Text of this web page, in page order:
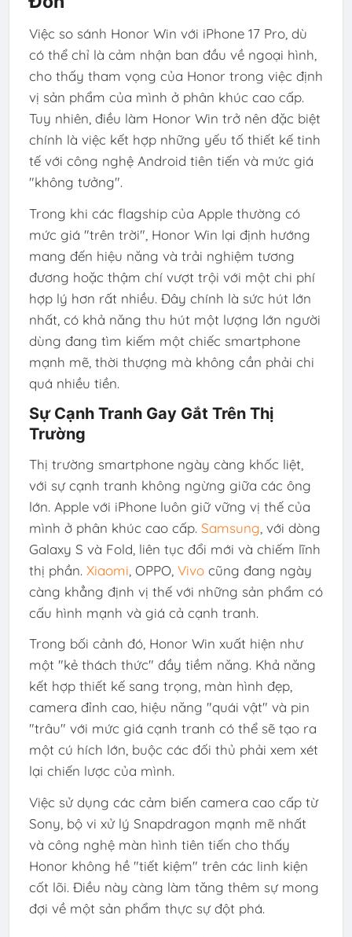
Việc so sánh Honor Win với iPhone 17 Pro, dù
có thể chỉ là cảm nhận ban đầu về ngoại hình,
cho thấy tham vọng của Honor trong việc định
vị sản phẩm của mình ở phân khúc cao cấp.
Tuy nhiên, điều làm Honor Win trở nên đặc biệt
chính là việc kết hợp những yếu tố thiết kế tinh
tế với công nghệ Android tiên tiến và mức giá
"không tưởng".
Trong khi các flagship của Apple thường có
mức giá "trên trời", Honor Win lại định hướng
mang đến hiệu năng và trải nghiệm tương
đương hoặc thậm chí vượt trội với một chi phí
hợp lý hơn rất nhiều. Đây chính là sức hút lớn
nhất, có khả năng thu hút một lượng lớn người
dùng đang tìm kiếm một chiếc smartphone
mạnh mẽ, thời thượng mà không cần phải chi
quá nhiều tiền.
Sự Cạnh Tranh Gay Gắt Trên Thị
Trường
Thị trường smartphone ngày càng khốc liệt,
với sự cạnh tranh không ngừng giữa các ông
lớn. Apple với iPhone luôn giữ vững vị thế của
mình ở phân khúc cao cấp. Samsung , với dòng
Galaxy S và Fold, liên tục đổi mới và chiếm lĩnh
thị phần. Xiaomi , OPPO, Vivocũng đang ngày
càng khẳng định vị thế với những sản phẩm có
cấu hình mạnh và giá cả cạnh tranh.
Trong bối cảnh đó, Honor Win xuất hiện như
một "kẻ thách thức" đầy tiềm năng. Khả năng
kết hợp thiết kế sang trọng, màn hình đẹp,
camera đỉnh cao, hiệu năng "quái vật" và pin
"trâu" với mức giá cạnh tranh có thể sẽ tạo ra
một cú hích lớn, buộc các đối thủ phải xem xét
lại chiến lược của mình.
Việc sử dụng các cảm biến camera cao cấp từ
Sony, bộ vi xử lý Snapdragon mạnh mẽ nhất
và công nghệ màn hình tiên tiến cho thấy
Honor không hề "tiết kiệm" trên các linh kiện
cốt lõi. Điều này càng làm tăng thêm sự mong
đợi về một sản phẩm thực sự đột phá.